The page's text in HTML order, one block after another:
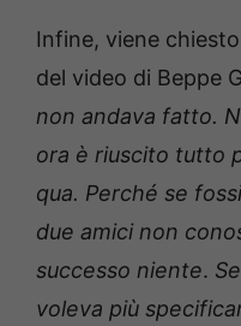
Infine, viene
del video di Beppe
non andava fatto.
ora è riuscito tutto
qua. Perché se
due amici non
successo niente.
voleva più